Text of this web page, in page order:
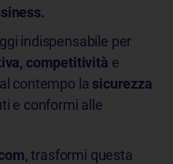
indispensabile per
competitività e
contempo la sicurezza
e conformi alle
, trasformi questa